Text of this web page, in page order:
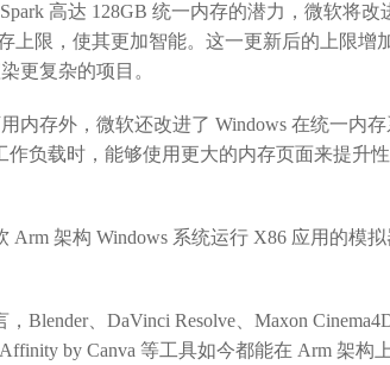
高达 128GB 统一内存的潜力，微软将改
上限，使其更加智能。这一更新后的上限增
更复杂的项目。
存外，微软还改进了 Windows 在统一内
负载时，能够使用更大的内存页面来提升
架构 Windows 系统运行 X86 应用的模拟
、DaVinci Resolve、Maxon Cinema4D
by Canva 等工具如今都能在 Arm 架构